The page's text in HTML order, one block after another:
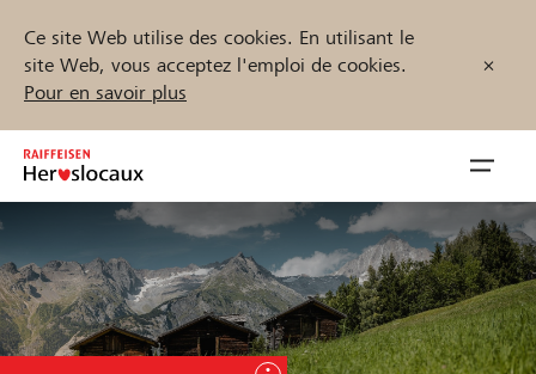
Ce site Web utilise des cookies. En utilisant le
site Web, vous acceptez l'emploi de cookies.
Pour en savoir plus
Inhalt
springen
öffnen
Démarrez maintenant